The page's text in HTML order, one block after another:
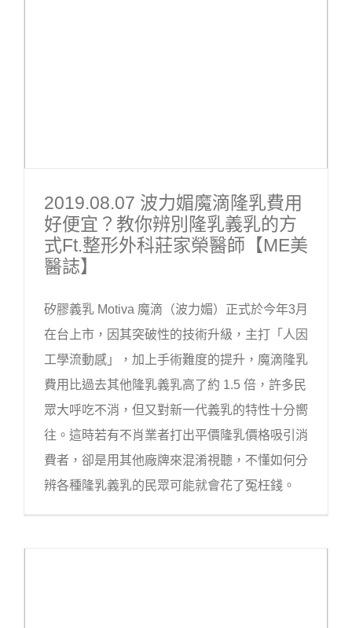
2019.08.07 波力媚魔滴隆乳費用
好便宜？教你辨別隆乳義乳的方
式ft.整形外科莊家榮醫師【ME美
醫誌】
矽膠義乳 Motiva 魔滴（波力媚）正式於今年3月
在台上市，因其突破性的技術升級，主打「人因
工學流動感」，加上手術難度的提升，魔滴隆乳
費用比過去其他隆乳義乳高了約 1.5 倍，許多民
眾大呼吃不消，但又對新一代義乳的特性十分嚮
往。這時若有不肖業者打出平價隆乳價格吸引消
費者，卻是用其他廠牌來混淆視聽，不懂如何分
辨各種隆乳義乳的民眾可能就會花了冤枉錢。